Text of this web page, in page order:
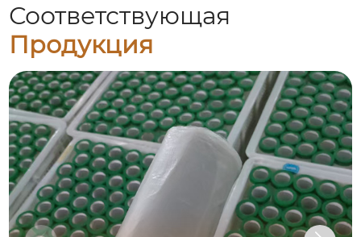
Соответствующая
Продукция